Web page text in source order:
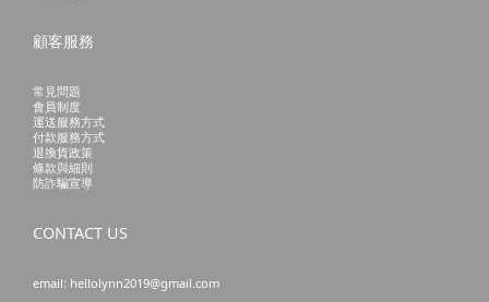
顧客服務
常見問題
會員制度
運送服務方式
付款服務方式
退換貨政策
條款與細則
防詐騙宣導
CONTACT US
email: hellolynn2019@gmail.com